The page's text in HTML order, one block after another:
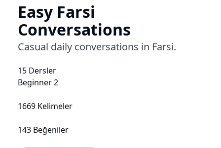
Easy Farsi
Conversations
Casual daily conversations in Farsi.
15 Dersler
Beginner 2
1669 Kelimeler
143 Beğeniler